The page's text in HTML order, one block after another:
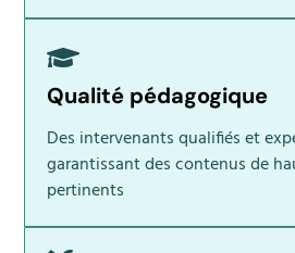
Qualité pédagogique
Des intervenants qualifiés et
garantissant des contenus de
pertinents